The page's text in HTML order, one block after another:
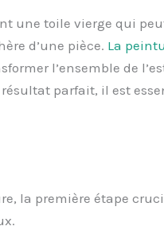
une toile vierge qui
d’une pièce. La
l’ensemble de
parfait, il est
la première étape